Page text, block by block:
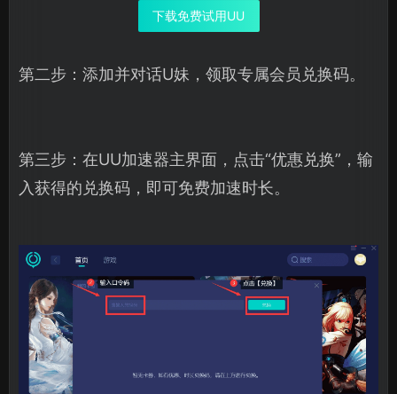
下载免费试用UU
第二步：添加并对话U妹，领取专属会员兑换码。
第三步：在UU加速器主界面，点击“优惠兑换”，输
入获得的兑换码，即可免费加速时长。